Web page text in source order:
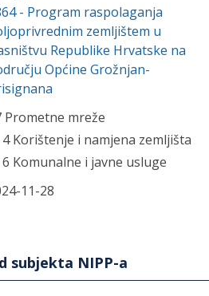
- Program raspolaganja
zemljištem u
Republike Hrvatske na
Općine Grožnjan-
Prometne mreže
Korištenje i namjena zemljišta
Komunalne i javne usluge
11-28
subjekta NIPP-a